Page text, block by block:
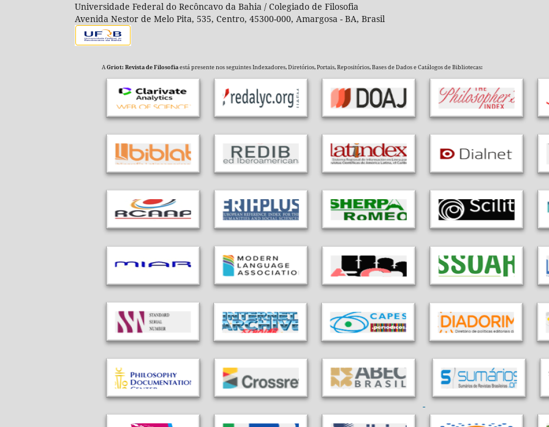
Universidade Federal do Recôncavo da Bahia / Colegiado de Filosofia
Avenida Nestor de Melo Pita, 535, Centro, 45300-000, Amargosa - BA, Brasil
AGriot: Revista de Filosofiaestá presente nos seguintes Indexadores, Diretórios, Portais, Repositórios, Bases de Dados e Catálogos de Bibliotecas: